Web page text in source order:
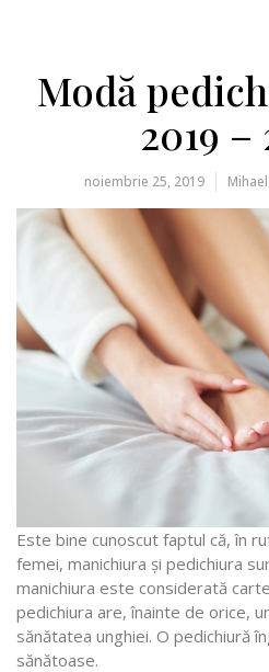
Modă
2019 –
noiembrie 25, 2019
Este bine cunoscut faptul că, în
femei, manichiura și pedichiura
manichiura este considerată
pedichiura are, înainte de orice,
sănătatea unghiei. O pedichiură
sănătoase.